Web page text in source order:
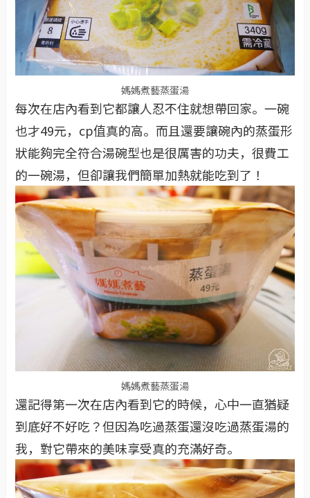
媽媽煮藝蒸蛋湯
每次在店內看到它都讓人忍不住就想帶回家。一碗
也才49元，cp值真的高。而且還要讓碗內的蒸蛋形
狀能夠完全符合湯碗型也是很厲害的功夫，很費工
的一碗湯，但卻讓我們簡單加熱就能吃到了！
媽媽煮藝蒸蛋湯
還記得第一次在店內看到它的時候，心中一直猶疑
到底好不好吃？但因為吃過蒸蛋還沒吃過蒸蛋湯的
我，對它帶來的美味享受真的充滿好奇。